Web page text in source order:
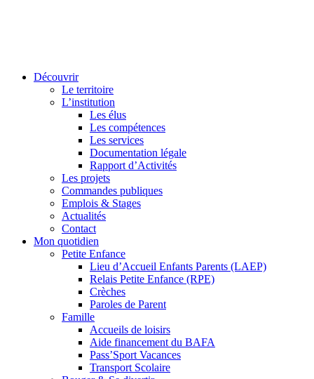
Découvrir
Le territoire
L’institution
Les élus
Les compétences
Les services
Documentation légale
Rapport d’Activités
Les projets
Commandes publiques
Emplois & Stages
Actualités
Contact
Mon quotidien
Petite Enfance
Lieu d’Accueil Enfants Parents (LAEP)
Relais Petite Enfance (RPE)
Crèches
Paroles de Parent
Famille
Accueils de loisirs
Aide financement du BAFA
Pass’Sport Vacances
Transport Scolaire